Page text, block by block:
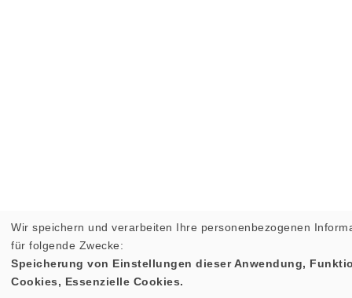
Wir speichern und verarbeiten Ihre personenbezogenen
für folgende Zwecke:
Speicherung von Einstellungen dieser Anwendung,
Cookies, Essenzielle Cookies.